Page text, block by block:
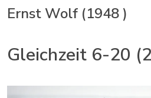
Ernst Wolf (1948 )
Gleichzeit 6-20